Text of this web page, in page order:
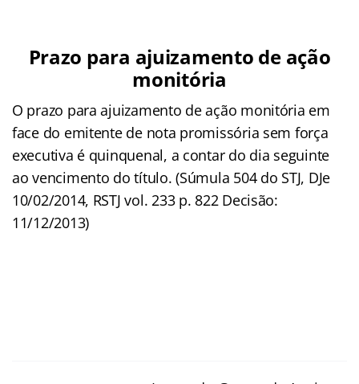
Prazo para ajuizamento de ação
monitória
O prazo para ajuizamento de ação monitória em
face do emitente de nota promissória sem força
executiva é quinquenal, a contar do dia seguinte
ao vencimento do título. (Súmula 504 do STJ, DJe
10/02/2014, RSTJ vol. 233 p. 822 Decisão:
11/12/2013)